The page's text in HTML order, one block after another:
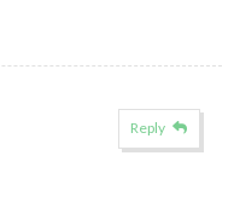
Reply